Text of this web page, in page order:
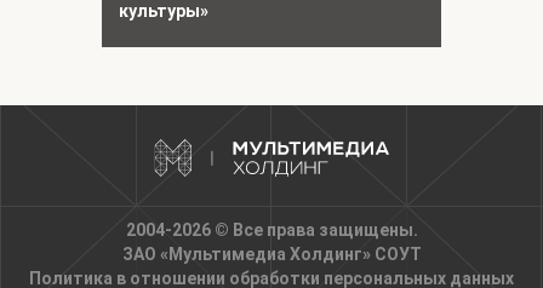
культуры»
2004-2026 © Все права защищены.
ЗАО «Мультимедиа Холдинг» СОУТ
Политика в отношении обработки персональных данных